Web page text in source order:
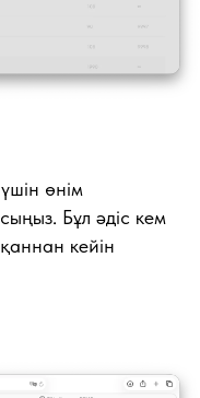
өнім
Бұл әдіс кем
кейін